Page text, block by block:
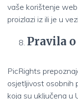
vaše korištenje
proizlazi iz ili je u
Pravila
PicRights
osjetljivost osobnih
koja su uključena u